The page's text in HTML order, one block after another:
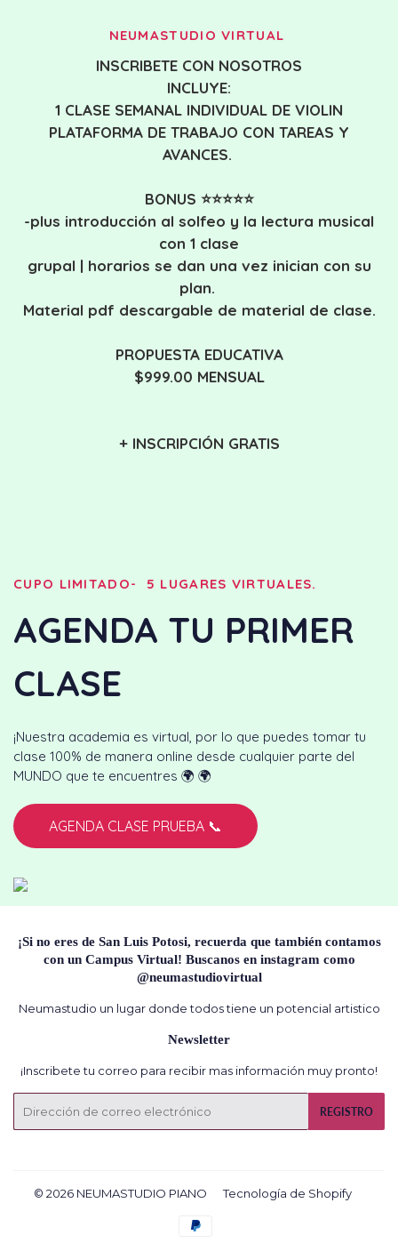
NEUMASTUDIO VIRTUAL
INSCRIBETE CON NOSOTROS
INCLUYE:
1 CLASE SEMANAL INDIVIDUAL DE VIOLIN
PLATAFORMA DE TRABAJO CON TAREAS Y
AVANCES.
BONUS ⭐⭐⭐⭐⭐
-plus introducción al solfeo y la lectura musical
con 1 clase
grupal | horarios se dan una vez inician con su
plan.
Material pdf descargable de material de clase.
PROPUESTA EDUCATIVA
$999.00 MENSUAL
+ INSCRIPCIÓN GRATIS
CUPO LIMITADO- 5 LUGARES VIRTUALES.
AGENDA TU PRIMER
CLASE
¡Nuestra academia es virtual, por lo que puedes tomar tu
clase 100% de manera online desde cualquier parte del
MUNDO que te encuentres 🌍 🌍
AGENDA CLASE PRUEBA 📞
¡Si no eres de San Luis Potosi, recuerda que también contamos
con un Campus Virtual! Buscanos en instagram como
@neumastudiovirtual
Neumastudio un lugar donde todos tiene un potencial artistico
Newsletter
¡Inscribete tu correo para recibir mas información muy pronto!
REGISTRO
© 2026 NEUMASTUDIO PIANO Tecnología de Shopify
Métodos